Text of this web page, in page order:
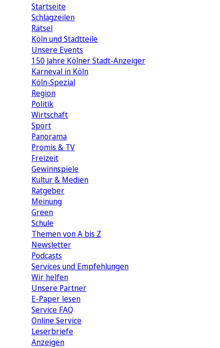
Startseite
Schlagzeilen
Rätsel
Köln und Stadtteile
Unsere Events
150 Jahre Kölner Stadt-Anzeiger
Karneval in Köln
Köln-Spezial
Region
Politik
Wirtschaft
Sport
Panorama
Promis & TV
Freizeit
Gewinnspiele
Kultur & Medien
Ratgeber
Meinung
Green
Schule
Themen von A bis Z
Newsletter
Podcasts
Services und Empfehlungen
Wir helfen
Unsere Partner
E-Paper lesen
Service FAQ
Online Service
Leserbriefe
Anzeigen